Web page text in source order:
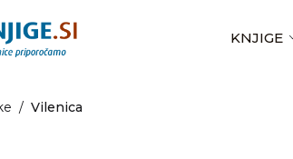
KNJIGE
/ Vilenica